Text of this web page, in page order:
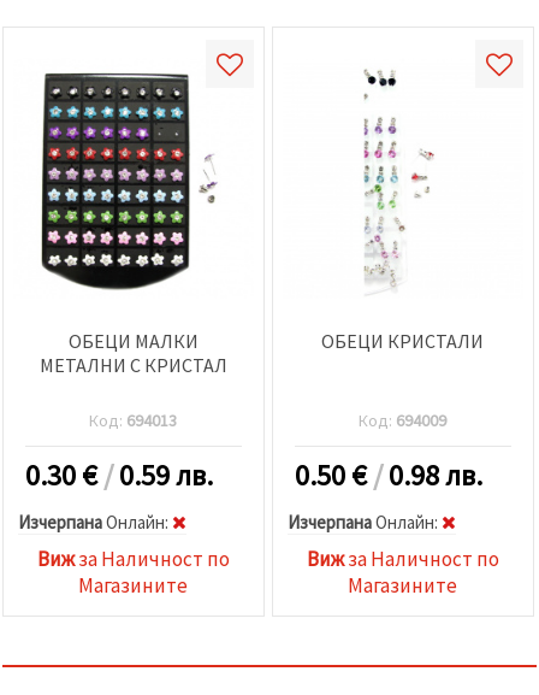
ОБЕЦИ МАЛКИ
МЕТАЛНИ С КРИСТАЛ
Код: 694013
0.30€/0.59 лв.
ИзчерпанаOнлайн:
Вижза Наличност по
Магазините
ОБЕЦИ КРИСТАЛИ
Код: 694009
0.50€/0.98 лв.
ИзчерпанаOнлайн:
Вижза Наличност по
Магазините